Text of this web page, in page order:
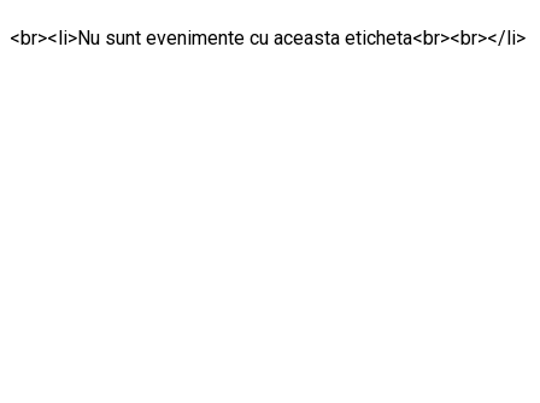
<br><li>Nu sunt evenimente cu aceasta eticheta<br><br></li>